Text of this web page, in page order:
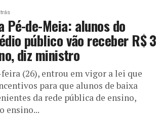
Pé-de-Meia: alunos do
público vão receber R$ 3
diz ministro
(26), entrou em vigor a lei que
para que alunos de baixa
da rede pública de ensino,
ensino...